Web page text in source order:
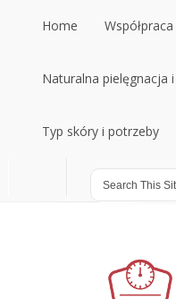
Home
Home
Naturalna pielęgnacja
Naturalna pielęgnacja
Typ skóry i potrzeby
Typ skóry i potrzeby